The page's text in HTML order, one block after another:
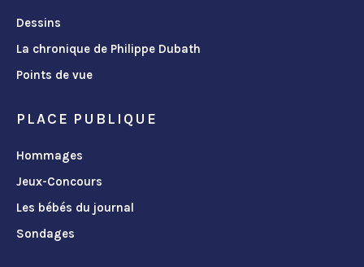
Dessins
La chronique de Philippe Dubath
Points de vue
PLACE PUBLIQUE
Hommages
Jeux-Concours
Les bébés du journal
Sondages